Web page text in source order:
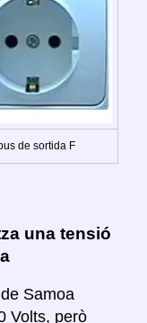
de sortida F
una tensió
Samoa
Volts, però